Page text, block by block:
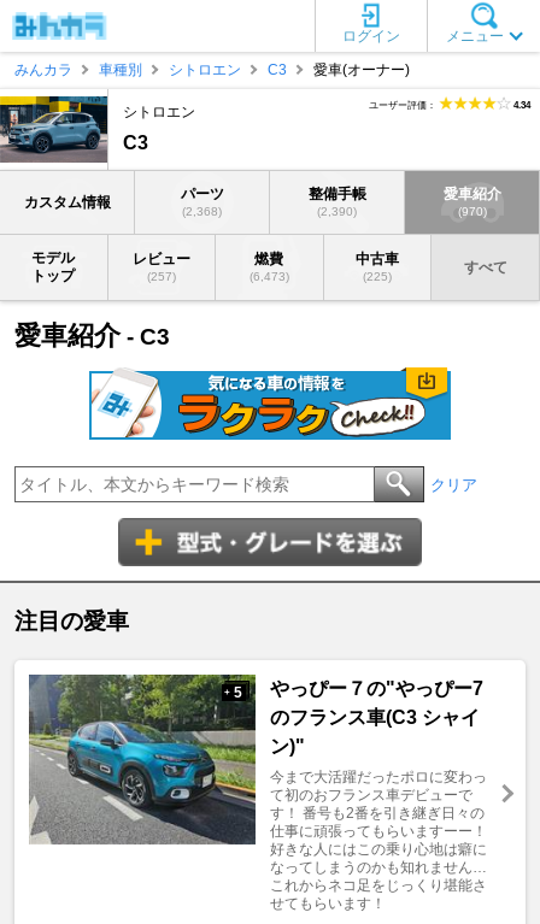
メニュー
ログイン
みんカラ
車種別 シトロエン C3 愛車(オーナー)
シトロエン
C3
ユーザー評価： 4.34
カスタム情報 パーツ
(2,368)
整備手帳
(2,390)
愛車紹介
(970)
モデル
トップ
レビュー
(257)
燃費
(6,473)
中古車
(225)
すべて
愛車紹介- C3
クリア
注目の愛車
+ 5
やっぴー７の"やっぴー7
のフランス車(C3 シャイ
ン)"
今まで大活躍だったポロに変わっ
て初のおフランス車デビューで
す！ 番号も2番を引き継ぎ日々の
仕事に頑張ってもらいますーー！
好きな人にはこの乗り心地は癖に
なってしまうのかも知れません…
これからネコ足をじっくり堪能さ
せてもらいます！